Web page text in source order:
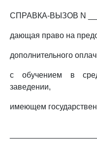
СПРАВКА-ВЫЗОВ N
дающая право на
дополнительного
с обучением в
заведении,
имеющем